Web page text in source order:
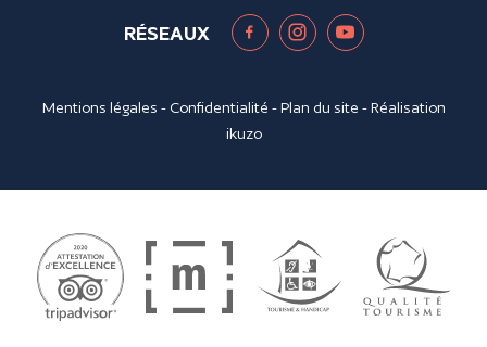
RÉSEAUX
Mentions légales - Confidentialité -Plan du site - Réalisation
ikuzo